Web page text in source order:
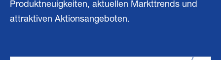
Produktneuigkeiten, aktuellen Markttrends und
attraktiven Aktionsangeboten.